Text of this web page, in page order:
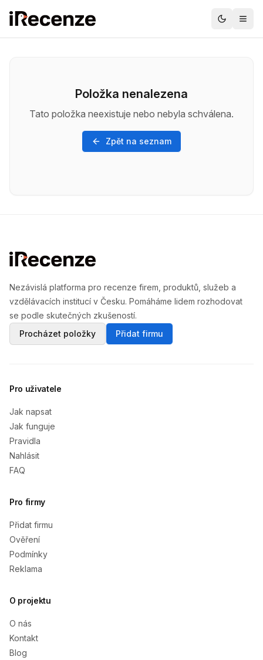
Položka nenalezena
Tato položka neexistuje nebo nebyla schválena.
Zpět na seznam
Nezávislá platforma pro recenze firem, produktů, služeb a
vzdělávacích institucí v Česku. Pomáháme lidem rozhodovat
se podle skutečných zkušeností.
Procházet položky
Přidat firmu
Pro uživatele
Jak napsat
Jak funguje
Pravidla
Nahlásit
FAQ
Pro firmy
Přidat firmu
Ověření
Podmínky
Reklama
O projektu
O nás
Kontakt
Blog